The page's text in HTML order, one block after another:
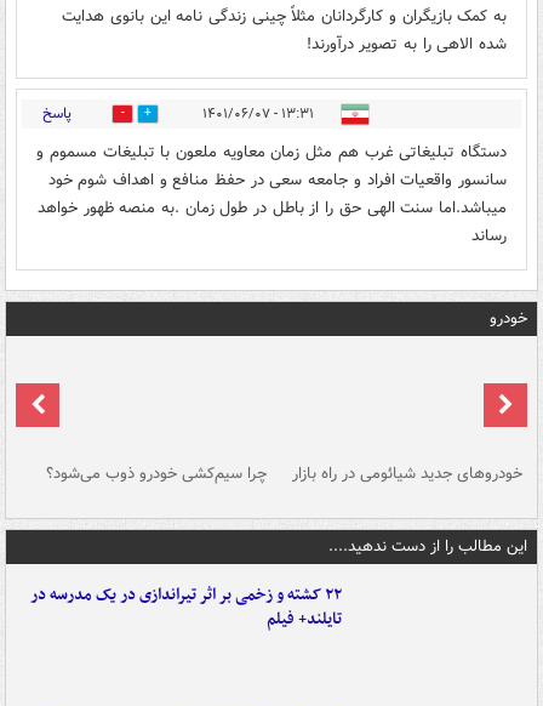
به کمک بازیگران و کارگردانان مثلاً چینی زندگی نامه این بانوی هدایت
شده الاهی را به تصویر درآورند!
۱۳:۳۱ - ۱۴۰۱/۰۶/۰۷ 23 پاسخ
دستگاه تبلیغاتی غرب هم مثل زمان معاویه ملعون با تبلیغات مسموم و
سانسور واقعیات افراد و جامعه سعی در حفظ منافع و اهداف شوم خود
میباشد.اما سنت الهی حق را از باطل در طول زمان .به منصه ظهور خواهد
رساند
خودرو
خودروهای جدید شیائومی در راه بازار چرا سیم‌کشی خودرو ذوب می‌شود؟
این مطالب را از دست ندهید....
۲۲ کشته و زخمی بر اثر تیراندازی در یک مدرسه در
تایلند+ فیلم